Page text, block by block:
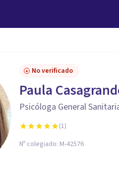
No verificado
Paula
Psicóloga General
(1)
Nº colegiado: M-42576